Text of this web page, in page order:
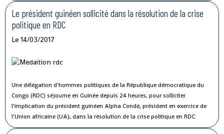
Le président guinéen sollicité dans la résolution de la crise
politique en RDC
Le 14/03/2017
Une délégation d'hommes politiques de la République démocratique du
Congo (RDC) séjourne en Guinée depuis 24 heures, pour solliciter
l'implication du président guinéen Alpha Condé, président en exercice de
l'Union africaine (UA), dans la résolution de la crise politique en RDC.